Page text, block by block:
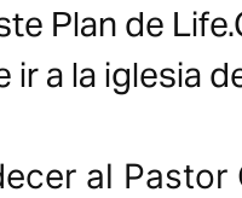
Plan de
ir a la iglesia
al